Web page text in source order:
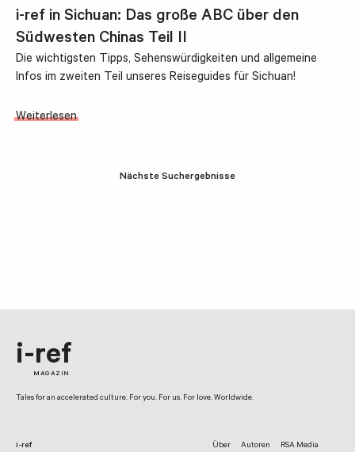
i-ref in Sichuan: Das große ABC über den
Südwesten Chinas Teil II
Die wichtigsten Tipps, Sehenswürdigkeiten und allgemeine
Infos im zweiten Teil unseres Reiseguides für Sichuan!
Weiterlesen
Nächste Suchergebnisse
i-ref
MAGAZIN
Tales for an accelerated culture. For you. For us. For love. Worldwide.
i-ref Über Autoren RSA Media